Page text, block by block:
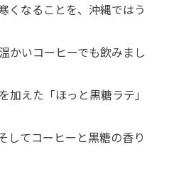
くなることを、沖縄ではう
かいコーヒーでも飲みまし
えた「ほっと黒糖ラテ」
してコーヒーと黒糖の香り